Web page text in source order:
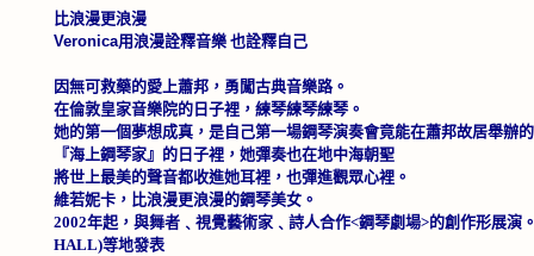
比浪漫更浪漫
Veronica用浪漫詮釋音樂 也詮釋自己
因無可救藥的愛上蕭邦， 勇闖古典音樂路。
在倫敦皇家音樂院的日子裡，練琴練琴練琴。
她的第一個夢想成真，是自己第一場鋼琴演奏會竟能在蕭邦故居舉辦
『海上鋼琴家』的日子裡，她彈奏也在地中海朝聖
將世上最美的聲音都收進她耳裡， 也彈進觀眾心裡。
維若妮卡， 比浪漫更浪漫的鋼琴美女。
2002年起，與舞者﹑視覺藝術家﹑詩人合作<鋼琴劇場>的創作形展演
HALL)等地發表